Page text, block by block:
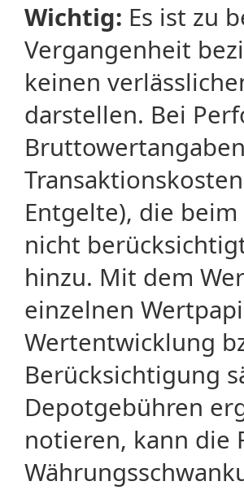
Wichtig: Es ist zu
Vergangenheit
keinen
darstellen. Bei
Entgelte), die
nicht
hinzu. Mit dem
einzelnen
Wertentwicklung
Berücksichtigung
Depotgebühren
notieren, kann die